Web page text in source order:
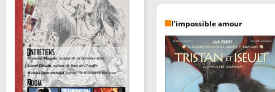
l’impossible amour